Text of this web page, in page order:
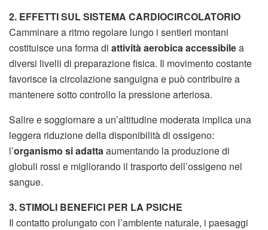
2. EFFETTI SUL SISTEMA CARDIOCIRCOLATORIO
Camminare a ritmo regolare lungo i sentieri montani
costituisce una forma di attività aerobica accessibilea
diversi livelli di preparazione fisica. Il movimento costante
favorisce la circolazione sanguigna e può contribuire a
mantenere sotto controllo la pressione arteriosa.
Salire e soggiornare a un’altitudine moderata implica una
leggera riduzione della disponibilità di ossigeno:
l’organismo si adattaaumentando la produzione di
globuli rossi e migliorando il trasporto dell’ossigeno nel
sangue.
3. STIMOLI BENEFICI PER LA PSICHE
Il contatto prolungato con l’ambiente naturale, i paesaggi